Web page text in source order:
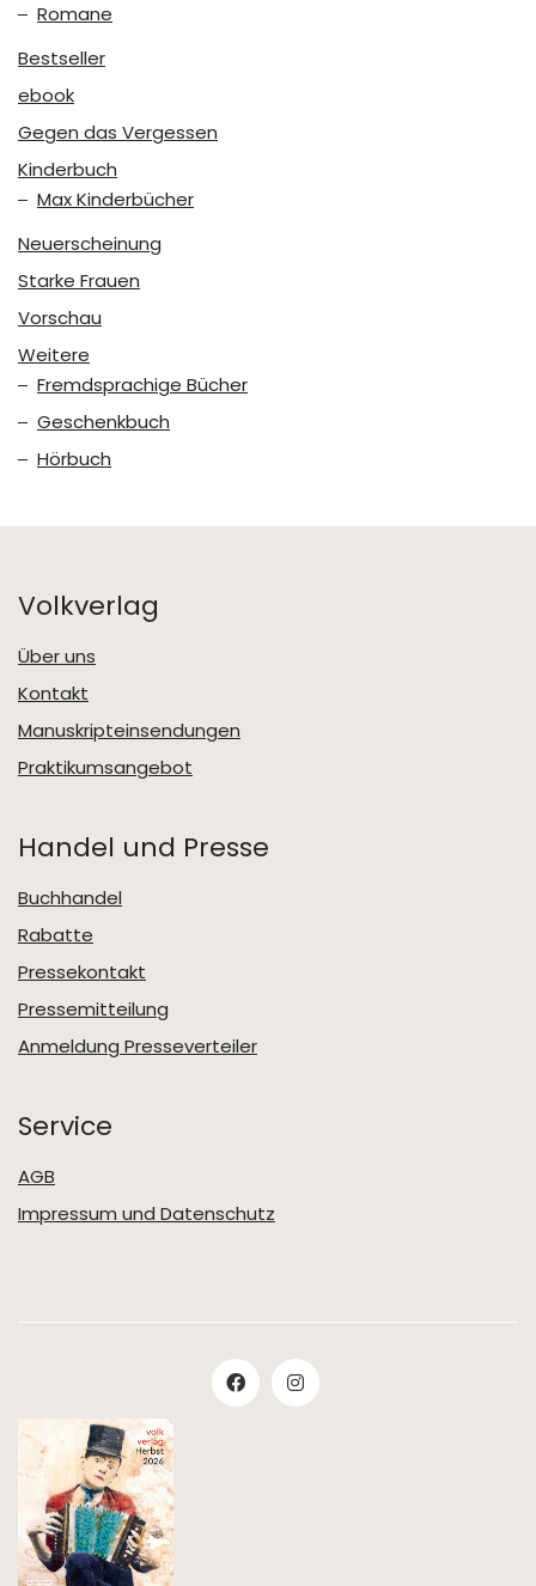
Romane
Bestseller
ebook
Gegen das Vergessen
Kinderbuch
Max Kinderbücher
Neuerscheinung
Starke Frauen
Vorschau
Weitere
Fremdsprachige Bücher
Geschenkbuch
Hörbuch
Volkverlag
Über uns
Kontakt
Manuskripteinsendungen
Praktikumsangebot
Handel und Presse
Buchhandel
Rabatte
Pressekontakt
Pressemitteilung
Anmeldung Presseverteiler
Service
AGB
Impressum und Datenschutz